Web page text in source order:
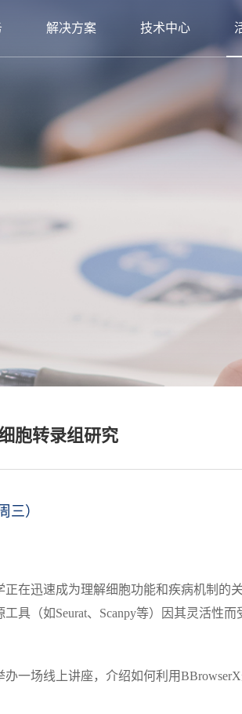
解决方案 技术中心
胞转录组研究
三）
在迅速成为理解细胞功能和疾病机制的
具（如Seurat、Scanpy等）因其灵活性而
办一场线上讲座，介绍如何利用